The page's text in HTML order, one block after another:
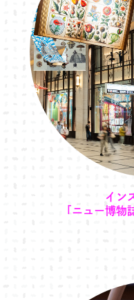
イン
「ニュー博物